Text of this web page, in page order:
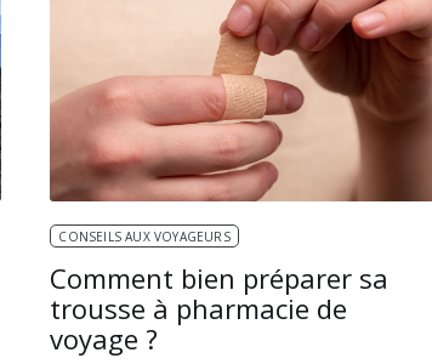
CONSEILS AUX VOYAGEURS
Comment bien préparer sa
trousse à pharmacie de
voyage ?